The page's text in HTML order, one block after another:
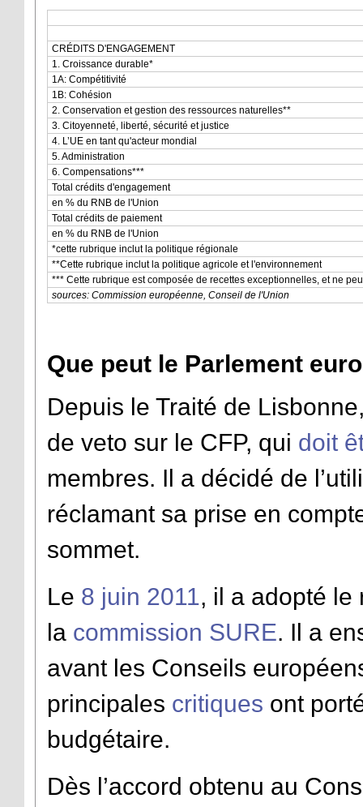
CRÉDITS D'ENGAGEMENT
1. Croissance durable*
1A: Compétitivité
1B: Cohésion
2. Conservation et gestion des ressources naturelles**
3. Citoyenneté, liberté, sécurité et justice
4. L’UE en tant qu'acteur mondial
5. Administration
6. Compensations***
Total crédits d'engagement
en % du RNB de l'Union
Total crédits de paiement
en % du RNB de l'Union
*cette rubrique inclut la politique régionale
**Cette rubrique inclut la politique agricole et l'environnement
*** Cette rubrique est composée de recettes exceptionnelles, et ne
sources: Commission européenne, Conseil de l'Union
Que peut le Parlement
Depuis le Traité de
de veto sur le CFP, qui doit
membres. Il a décidé de
réclamant sa prise en
sommet.
Le 8 juin 2011, il a adopté le
la commission SURE. Il a
avant les Conseils
principales critiques ont
budgétaire.
Dès l’accord obtenu au